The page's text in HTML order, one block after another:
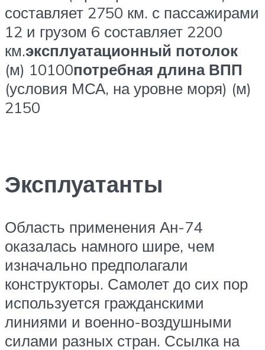
составляет 2750 км. с пассажирами
12 и грузом 6 составляет 2200
км.эксплуатационный потолок
(м) 10100потребная длина ВПП
(условия МСА, на уровне моря) (м)
2150
Эксплуатанты
Область применения Ан-74
оказалась намного шире, чем
изначально предполагали
конструкторы. Самолет до сих пор
используется гражданскими
линиями и военно-воздушными
силами разных стран. Ссылка на